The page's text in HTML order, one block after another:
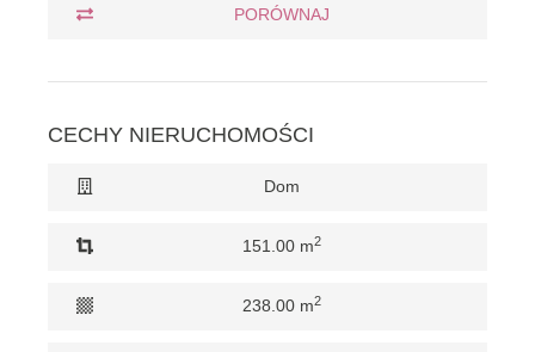
PORÓWNAJ
CECHY NIERUCHOMOŚCI
Dom
151.00 m2
238.00 m2